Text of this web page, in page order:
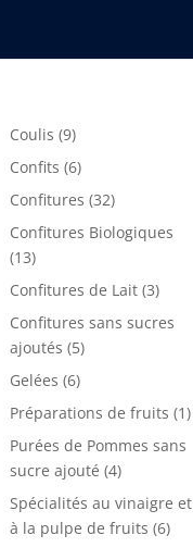
Coulis 99
produits
Confits 66
produits
Confitures 3232
produits
Confitures Biologiques
1313
produits
Confitures de Lait 33
Confitures sans sucres
ajoutés 55
Gelées 66
produits
Préparations de fruits 11
Purées de Pommes sans
sucre ajouté 44
produits
Spécialités au vinaigre et
à la pulpe de fruits 66